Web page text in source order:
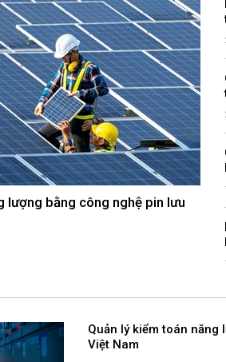
lượng bằng công nghệ pin lưu
Quản lý kiểm toán
Việt Nam